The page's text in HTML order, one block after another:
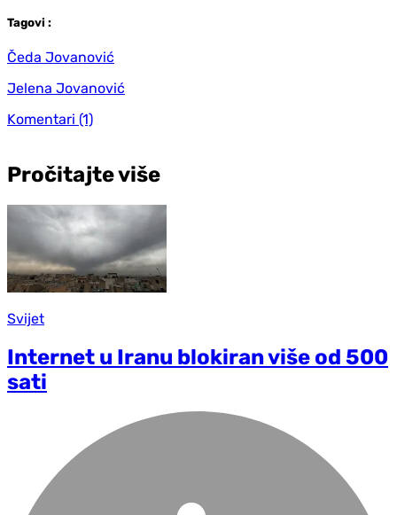
Tagovi :
Čeda Jovanović
Jelena Jovanović
Komentari (1)
Pročitajte više
Svijet
Internet u Iranu blokiran više od 500
sati